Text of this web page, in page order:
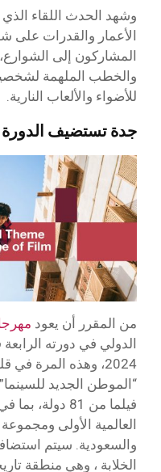
وشهد الحدث اللقاء
الأعمار والقدرات على
المشاركون إلى
والخطب الملهمة
للأضواء والألعاب النارية.
جدة تستضيف الدورة
من المقرر أن يعود
2024، وهذه المرة
فيلما من 81
العالمية الأولى
والسعودية. سيتم
الخلابة ، وهي منطقة